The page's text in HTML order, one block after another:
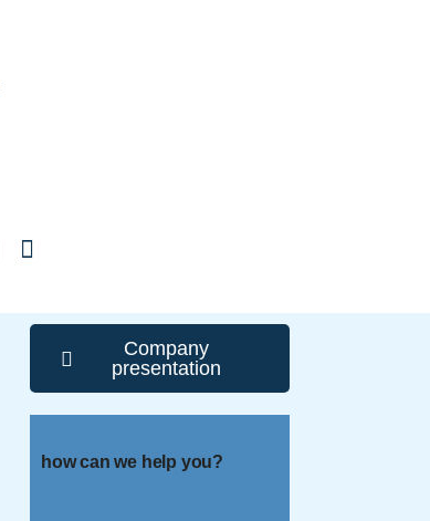
Company
presentation
how can we help you?